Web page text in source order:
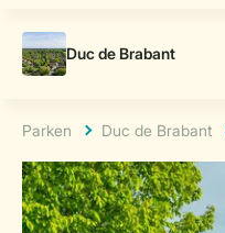
Parken Duc de Brabant